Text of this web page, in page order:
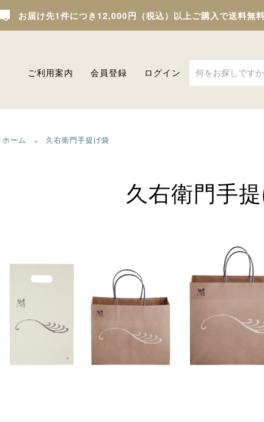
お届け先1件につき12,000円（税込）以上ご購入で送料無
ご利用案内 会員登録 ログイン
ホーム 久右衛門手提げ袋
久右衛門手